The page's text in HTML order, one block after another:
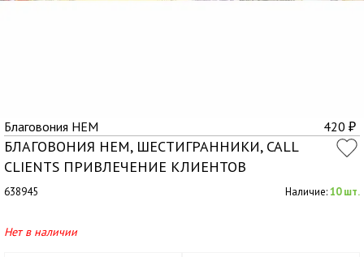
Благовония HEM 420 ₽
БЛАГОВОНИЯ HEM, ШЕСТИГРАННИКИ, CALL
CLIENTS ПРИВЛЕЧЕНИЕ КЛИЕНТОВ
638945 Наличие:10 шт.
Нет в наличии